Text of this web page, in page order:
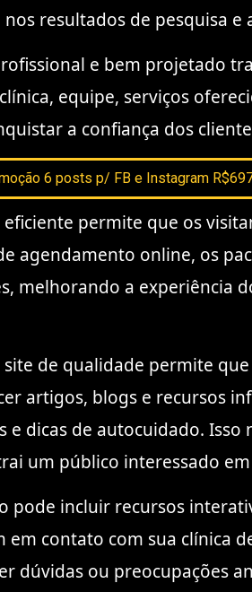
resultados de pesquisa
e bem projetado
equipe, serviços
a confiança dos
6 posts p/ FB e Instagram
permite que os
agendamento online, os
melhorando a experiência
de qualidade permite
artigos, blogs e recursos
dicas de autocuidado. Isso
um público interessado
pode incluir recursos
contato com sua clínica
dúvidas ou preocupações